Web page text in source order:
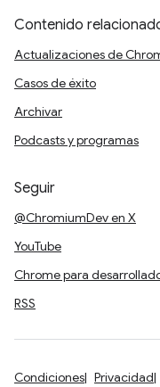
Contenido
Actualizaciones de
Casos de éxito
Archivar
Podcasts y programas
Seguir
@ChromiumDev en X
YouTube
Chrome para
RSS
Condiciones Privacidad